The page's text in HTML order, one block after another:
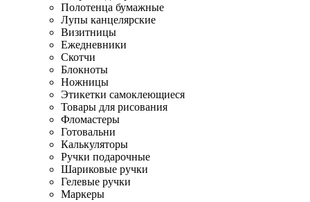
Полотенца бумажные
Лупы канцелярские
Визитницы
Ежедневники
Скотчи
Блокноты
Ножницы
Этикетки самоклеющиеся
Товары для рисования
Фломастеры
Готовальни
Калькуляторы
Ручки подарочные
Шариковые ручки
Гелевые ручки
Маркеры